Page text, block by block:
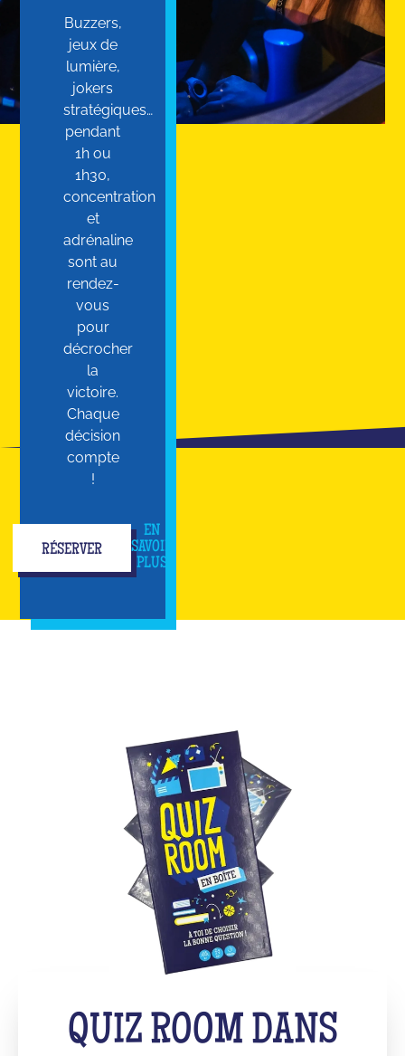
Buzzers,
jeux de
lumière,
jokers
stratégiques…
pendant
1h ou
1h30,
concentration
et
adrénaline
sont au
rendez-
vous
pour
décrocher
la
victoire.
Chaque
décision
compte
!
RÉSERVER
EN
SAVOIR
PLUS
QUIZ ROOM DANS